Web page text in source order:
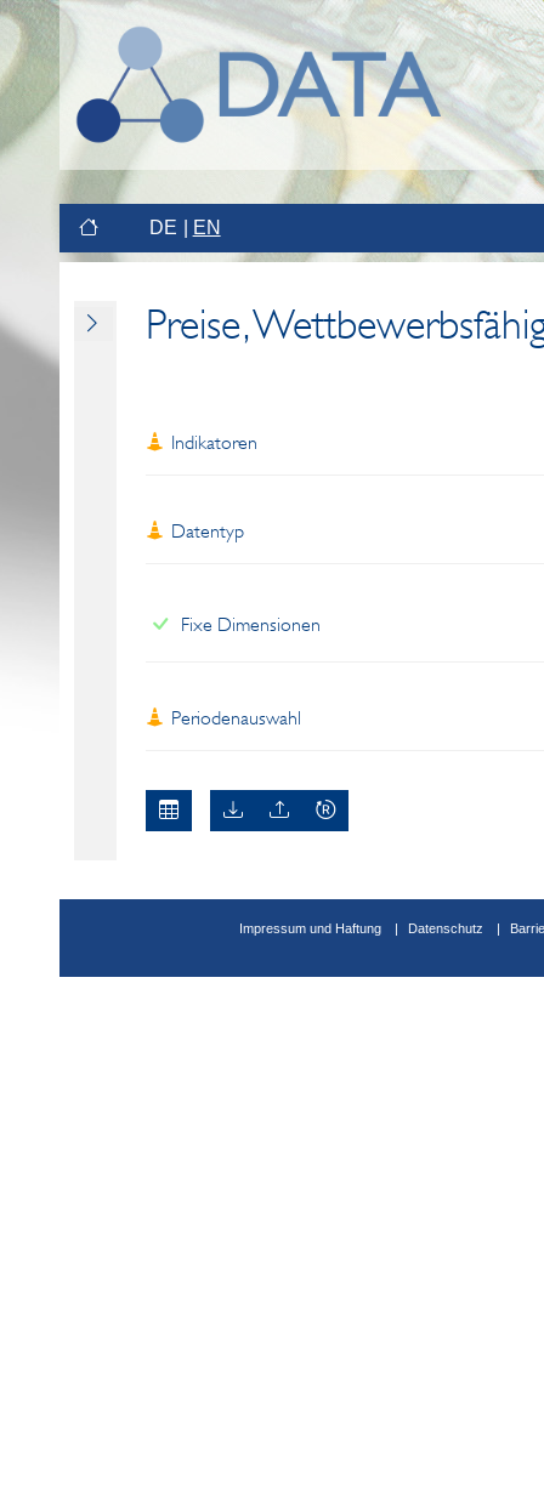
DE EN
Preise,
Indikatoren
Datentyp
Fixe Dimensionen
Periodenauswahl
Impressum und Haftung Datenschutz